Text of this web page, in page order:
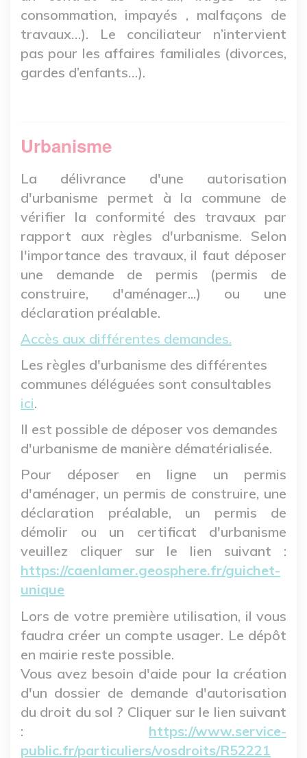
consommation, impayés , malfaçons de
travaux…). Le conciliateur n’intervient
pas pour les affaires familiales (divorces,
gardes d’enfants…).
Urbanisme
La délivrance d'une autorisation
d'urbanisme permet à la commune de
vérifier la conformité des travaux par
rapport aux règles d'urbanisme. Selon
l'importance des travaux, il faut déposer
une demande de permis (permis de
construire, d'aménager...) ou une
déclaration préalable.
Accès aux différentes demandes.
Les règles d'urbanisme des différentes
communes déléguées sont consultables
ici.
Il est possible de déposer vos demandes
d'urbanisme de manière dématérialisée.
Pour déposer en ligne un permis
d'aménager, un permis de construire, une
déclaration préalable, un permis de
démolir ou un certificat d'urbanisme
veuillez cliquer sur le lien suivant :
https://caenlamer.geosphere.fr/guichet-
unique
Lors de votre première utilisation, il vous
faudra créer un compte usager. Le dépôt
en mairie reste possible.
Vous avez besoin d'aide pour la création
d'un dossier de demande d'autorisation
du droit du sol ? Cliquer sur le lien suivant
: https://www.service-
public.fr/particuliers/vosdroits/R52221